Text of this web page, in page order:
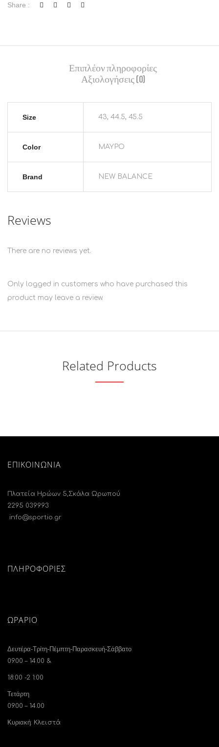
Share :
Επιπλέον πληροφορίες
Αξιολογήσεις (0)
Size 43, 44.5, 45.5
Color ΜΑΥΡΟ
Brand NEW BALANCE
Reviews
There are no reviews yet.
Only logged in customers who have purchased this
product may leave a review.
Related Products
ΕΠΙΚΟΙΝΩΝΙΑ
Πλατεία Ηρώων 5,Σκάλα Ωρωπού
2295 039993
info@sportio.gr
ΠΛΗΡΟΦΟΡΙΕΣ
ΩΡΆΡΙΟ
Δευτέρα-Τρίτη-Πέμπτη-Παρασκευή-Σάββατο
09.00 – 14.00 &
18:00 -2 1:00
Τετάρτη
09.00 – 14.00
Κυριακή: Κλειστά